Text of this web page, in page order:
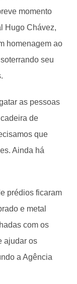
momento
Hugo Chávez,
homenagem ao
seu
as pessoas
de
que
Ainda há
prédios ficaram
e metal
com os
ajudar os
a Agência